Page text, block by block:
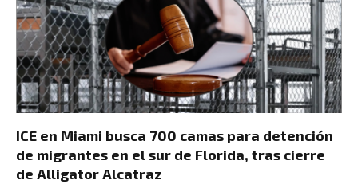
ICE en Miami busca 700 camas para detención
de migrantes en el sur de Florida, tras cierre
de Alligator Alcatraz